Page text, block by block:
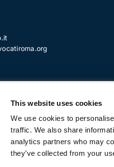
This website uses cookies
We use cookies to
traffic. We also share
analytics partners who may
they’ve collected from your
la tua esperienza di
o contenuti
il nostro traffico. Facendo clic
al nostro utilizzo dei